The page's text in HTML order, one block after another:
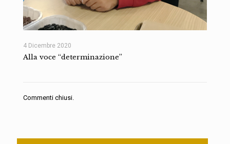
4 Dicembre 2020
Alla voce “determinazione”
Commenti chiusi.